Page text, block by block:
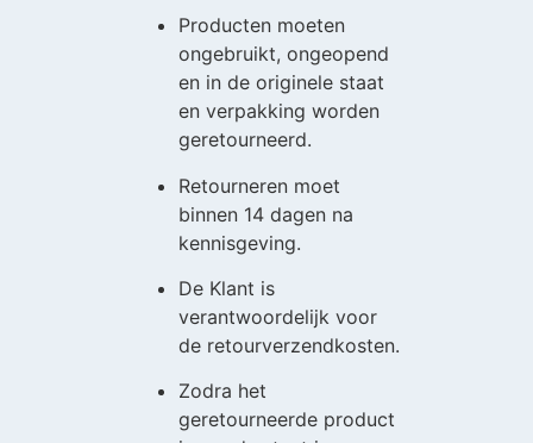
Producten moeten
ongebruikt, ongeopend
en in de originele staat
en verpakking worden
geretourneerd.
Retourneren moet
binnen 14 dagen na
kennisgeving.
De Klant is
verantwoordelijk voor
de retourverzendkosten.
Zodra het
geretourneerde product